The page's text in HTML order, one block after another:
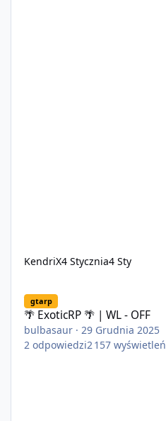
KendriX4 Stycznia4 Sty
gtarp
🌴 ExoticRP 🌴 | WL - OFF
bulbasaur ·29 Grudnia 2025
2 odpowiedzi2 157 wyświetleń